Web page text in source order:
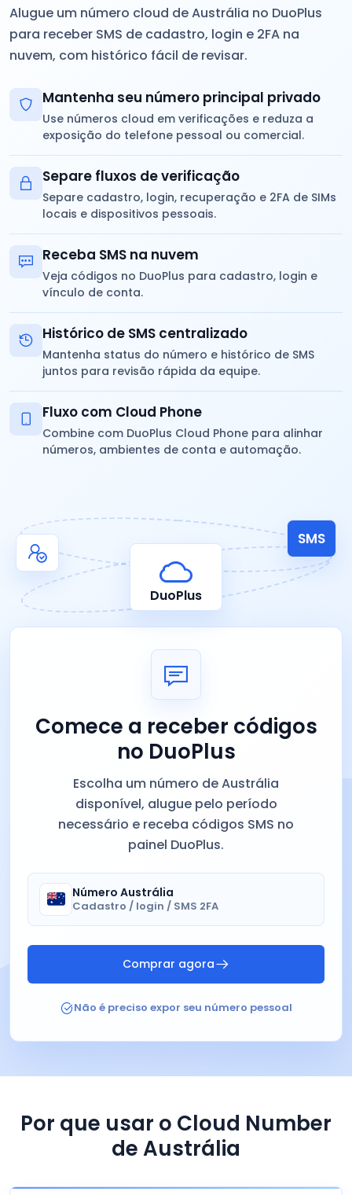
Alugue um número cloud de Austrália no DuoPlus
para receber SMS de cadastro, login e 2FA na
nuvem, com histórico fácil de revisar.
Mantenha seu número principal privado
Use números cloud em verificações e reduza a
exposição do telefone pessoal ou comercial.
Separe fluxos de verificação
Separe cadastro, login, recuperação e 2FA de SIMs
locais e dispositivos pessoais.
Receba SMS na nuvem
Veja códigos no DuoPlus para cadastro, login e
vínculo de conta.
Histórico de SMS centralizado
Mantenha status do número e histórico de SMS
juntos para revisão rápida da equipe.
Fluxo com Cloud Phone
Combine com DuoPlus Cloud Phone para alinhar
números, ambientes de conta e automação.
SMS
DuoPlus
Comece a receber códigos
no DuoPlus
Escolha um número de Austrália
disponível, alugue pelo período
necessário e receba códigos SMS no
painel DuoPlus.
🇦🇺 Número Austrália
Cadastro / login / SMS 2FA
Comprar agora
Não é preciso expor seu número pessoal
Por que usar o Cloud Number
de Austrália